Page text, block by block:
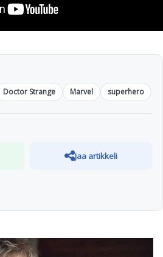
Doctor Strange Marvel superhero
Jaa artikkeli